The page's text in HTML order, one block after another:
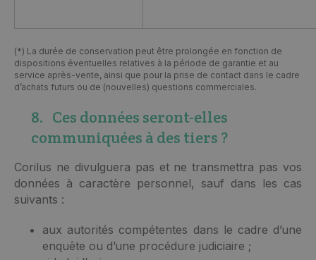
(*) La durée de conservation peut être prolongée en fonction de
dispositions éventuelles relatives à la période de garantie et au
service après-vente, ainsi que pour la prise de contact dans le cadre
d’achats futurs ou de (nouvelles) questions commerciales.
8. Ces données seront-elles
communiquées à des tiers ?
Corilus ne divulguera pas et ne transmettra pas vos
données à caractère personnel, sauf dans les cas
suivants :
aux autorités compétentes dans le cadre d’une
enquête ou d’une procédure judiciaire ;